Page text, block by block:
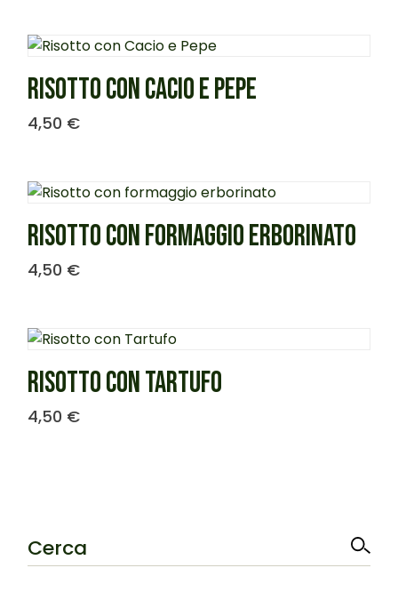
RISOTTO CON CACIO E PEPE
4,50 €
RISOTTO CON FORMAGGIO ERBORINATO
4,50 €
RISOTTO CON TARTUFO
4,50 €